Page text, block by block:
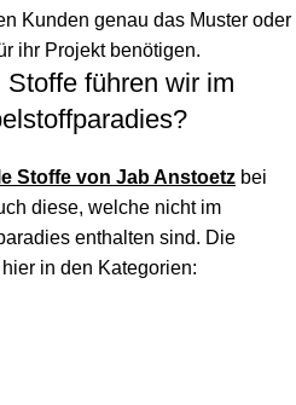
Kunden genau das Muster oder
ihr Projekt benötigen.
führen wir im
Stoffe von Jab Anstoetz bei
diese, welche nicht im
enthalten sind. Die
in den Kategorien: